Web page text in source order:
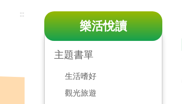
:::
樂活悅讀
主題書單
生活嗜好
觀光旅遊